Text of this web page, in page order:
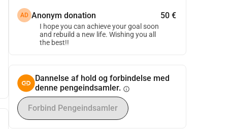
AD Anonym donation 50 €
I hope you can achieve your goal soon
and rebuild a new life. Wishing you all
the best!!
Dannelse af hold og forbindelse med
denne pengeindsamler. info
Forbind Pengeindsamler